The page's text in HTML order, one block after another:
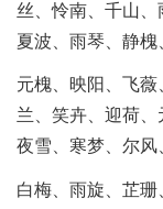
丝、怜南、千山、
夏波、雨琴、静槐
元槐、映阳、飞
兰、笑卉、迎荷、
夜雪、寒梦、尔风
白梅、雨旋、芷